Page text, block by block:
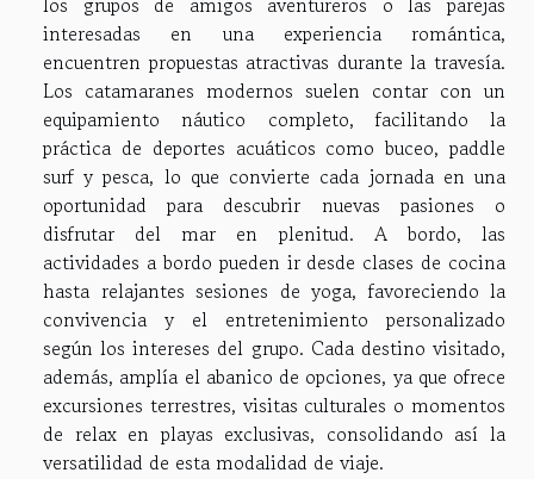
interesadas en una experiencia romántica,
encuentren propuestas atractivas durante la travesía.
Los catamaranes modernos suelen contar con un
equipamiento náutico completo, facilitando la
práctica de deportes acuáticos como buceo, paddle
surf y pesca, lo que convierte cada jornada en una
oportunidad para descubrir nuevas pasiones o
disfrutar del mar en plenitud. A bordo, las
actividades a bordo pueden ir desde clases de cocina
hasta relajantes sesiones de yoga, favoreciendo la
convivencia y el entretenimiento personalizado
según los intereses del grupo. Cada destino visitado,
además, amplía el abanico de opciones, ya que ofrece
excursiones terrestres, visitas culturales o momentos
de relax en playas exclusivas, consolidando así la
versatilidad de esta modalidad de viaje.